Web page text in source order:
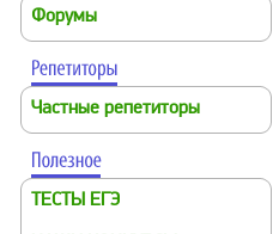
Форумы
Частные репетиторы
ТЕСТЫ ЕГЭ